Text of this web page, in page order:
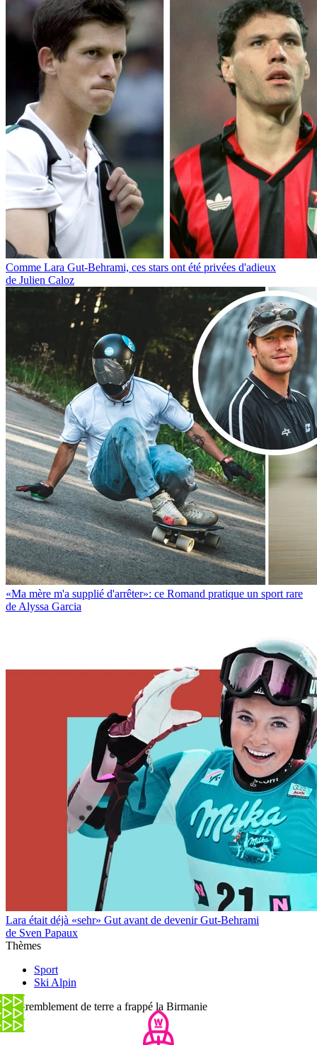
Comme Lara Gut-Behrami, ces stars ont été privées d'adieux
de Julien Caloz
«Ma mère m'a supplié d'arrêter»: ce Romand pratique un sport rare
de Alyssa Garcia
Lara était déjà «sehr» Gut avant de devenir Gut-Behrami
de Sven Papaux
Thèmes
Sport
Ski Alpin
Un tremblement de terre a frappé la Birmanie